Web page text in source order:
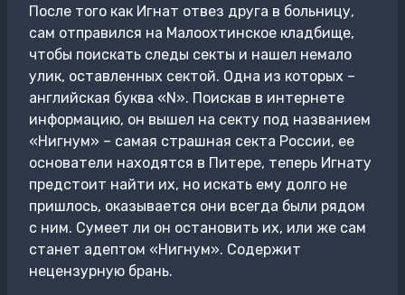
После того как Игнат отвез друга в больницу,
сам отправился на Малоохтинское кладбище,
чтобы поискать следы секты и нашел немало
улик, оставленных сектой. Одна из которых –
английская буква «N». Поискав в интернете
информацию, он вышел на секту под названием
«Нигнум» – самая страшная секта России, ее
основатели находятся в Питере, теперь Игнату
предстоит найти их, но искать ему долго не
пришлось, оказывается они всегда были рядом
с ним. Сумеет ли он остановить их, или же сам
станет адептом «Нигнум». Содержит
нецензурную брань.